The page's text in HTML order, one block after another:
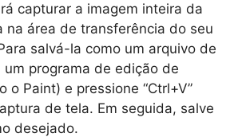
capturar a imagem inteira da
na área de transferência do seu
salvá-la como um arquivo de
um programa de edição de
o Paint) e pressione “Ctrl+V”
de tela. Em seguida, salve
desejado.